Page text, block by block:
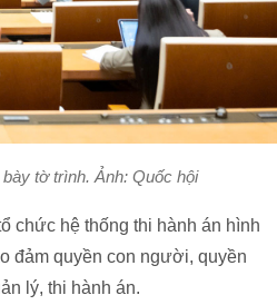
tờ trình. Ảnh: Quốc hội
chức hệ thống thi hành án hình
đảm quyền con người, quyền
lý, thi hành án.